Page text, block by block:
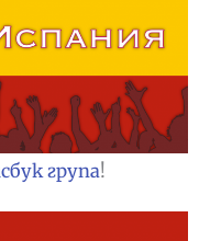
група!